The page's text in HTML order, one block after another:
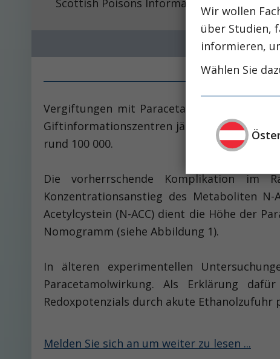
Scottish Poisons Information Bureau,
Vergiftungen mit Paracetamol rangieren
Giftinformationszentren jährlich über 4000
rund 100 000.
Die vorherrschende Komplikation im
Konzentrationsanstieg des Metaboliten
Acetylcystein (N-ACC) dient die Höhe der
Nomogramm (siehe Abbildung 1).
In älteren experimentellen
Paracetamolwirkung. Als Erklärung
Redoxpotenzials durch akute Ethanolzufuhr
Melden Sie sich an um weiter zu lesen ...
Wir wollen
über Studien,
informieren,
Wählen Sie